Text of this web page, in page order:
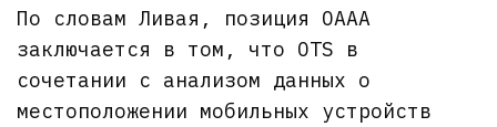
По словам Ливая, позиция OAAA
заключается в том, что OTS в
сочетании с анализом данных о
местоположении мобильных устройств